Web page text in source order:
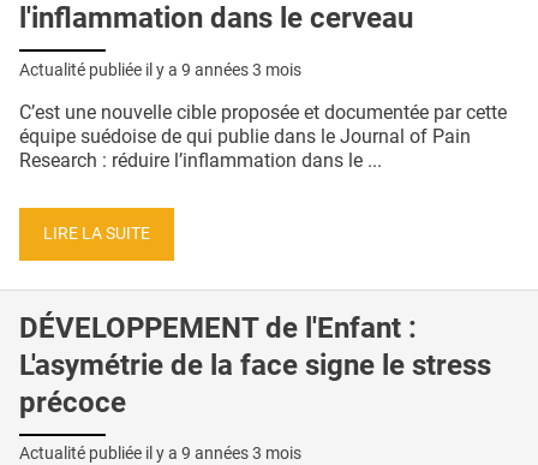
l'inflammation dans le cerveau
Actualité publiée il y a 9 années 3 mois
C’est une nouvelle cible proposée et documentée par cette
équipe suédoise de qui publie dans le Journal of Pain
Research : réduire l’inflammation dans le ...
LIRE LA SUITE
DÉVELOPPEMENT de l'Enfant :
L'asymétrie de la face signe le stress
précoce
Actualité publiée il y a 9 années 3 mois